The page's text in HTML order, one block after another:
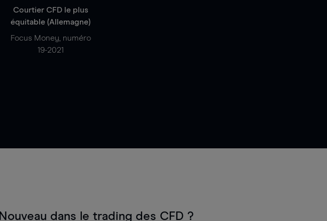
Courtier CFD le plus
équitable (Allemagne)
Focus Money, numéro
19-2021
Nouveau dans le trading des CFD ?